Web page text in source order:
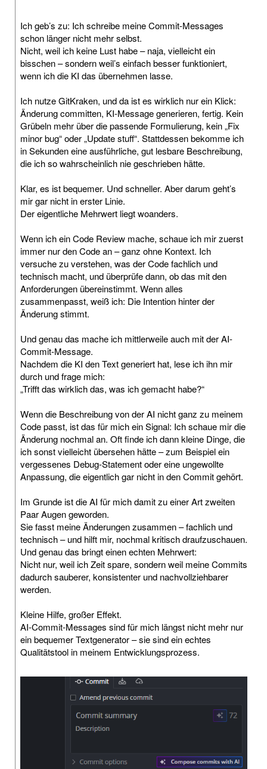
Ich geb’s zu: Ich schreibe meine Commit-Messages
schon länger nicht mehr selbst.
Nicht, weil ich keine Lust habe – naja, vielleicht ein
bisschen – sondern weil’s einfach besser funktioniert,
wenn ich die KI das übernehmen lasse.
Ich nutze GitKraken, und da ist es wirklich nur ein Klick:
Änderung committen, KI-Message generieren, fertig. Kein
Grübeln mehr über die passende Formulierung, kein „Fix
minor bug“ oder „Update stuff“. Stattdessen bekomme ich
in Sekunden eine ausführliche, gut lesbare Beschreibung,
die ich so wahrscheinlich nie geschrieben hätte.
Klar, es ist bequemer. Und schneller. Aber darum geht’s
mir gar nicht in erster Linie.
Der eigentliche Mehrwert liegt woanders.
Wenn ich ein Code Review mache, schaue ich mir zuerst
immer nur den Code an – ganz ohne Kontext. Ich
versuche zu verstehen, was der Code fachlich und
technisch macht, und überprüfe dann, ob das mit den
Anforderungen übereinstimmt. Wenn alles
zusammenpasst, weiß ich: Die Intention hinter der
Änderung stimmt.
Und genau das mache ich mittlerweile auch mit der AI-
Commit-Message.
Nachdem die KI den Text generiert hat, lese ich ihn mir
durch und frage mich:
„Trifft das wirklich das, was ich gemacht habe?“
Wenn die Beschreibung von der AI nicht ganz zu meinem
Code passt, ist das für mich ein Signal: Ich schaue mir die
Änderung nochmal an. Oft finde ich dann kleine Dinge, die
ich sonst vielleicht übersehen hätte – zum Beispiel ein
vergessenes Debug-Statement oder eine ungewollte
Anpassung, die eigentlich gar nicht in den Commit gehört.
Im Grunde ist die AI für mich damit zu einer Art zweiten
Paar Augen geworden.
Sie fasst meine Änderungen zusammen – fachlich und
technisch – und hilft mir, nochmal kritisch draufzuschauen.
Und genau das bringt einen echten Mehrwert:
Nicht nur, weil ich Zeit spare, sondern weil meine Commits
dadurch sauberer, konsistenter und nachvollziehbarer
werden.
Kleine Hilfe, großer Effekt.
AI-Commit-Messages sind für mich längst nicht mehr nur
ein bequemer Textgenerator – sie sind ein echtes
Qualitätstool in meinem Entwicklungsprozess.